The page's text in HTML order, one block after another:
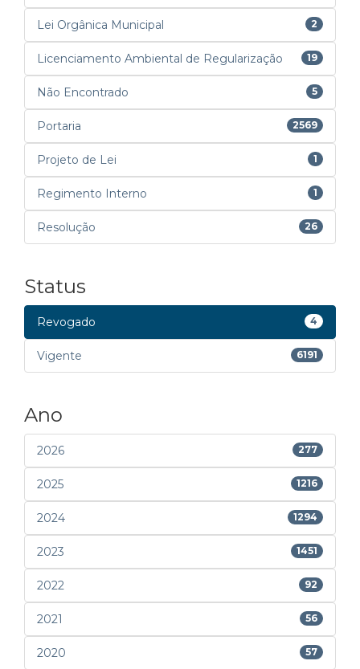
Lei Orgânica Municipal 2
Licenciamento Ambiental de Regularização 19
Não Encontrado 5
Portaria 2569
Projeto de Lei 1
Regimento Interno 1
Resolução 26
Status
Revogado 4
Vigente 6191
Ano
2026 277
2025 1216
2024 1294
2023 1451
2022 92
2021 56
2020 57